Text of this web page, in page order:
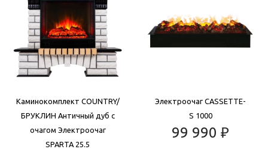
Каминокомплект COUNTRY/
БРУКЛИН Античный дуб с
очагом Электроочаг
SPARTA 25.5
Электроочаг CASSETTE-
S 1000
99 990 ₽